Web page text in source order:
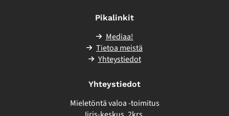
Pikalinkit
Mediaa!
Tietoa meistä
Yhteystiedot
Yhteystiedot
Mieletöntä valoa -toimitus